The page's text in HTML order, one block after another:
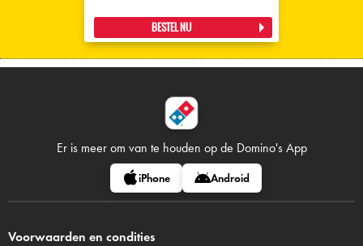
BESTEL NU
Er is meer om van te houden op de Domino's App
iPhone Android
Voorwaarden en condities